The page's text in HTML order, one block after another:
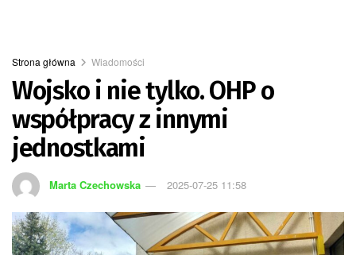
Strona główna Wiadomości
Wojsko i nie tylko. OHP o
współpracy z innymi
jednostkami
Marta Czechowska 2025-07-25 11:58